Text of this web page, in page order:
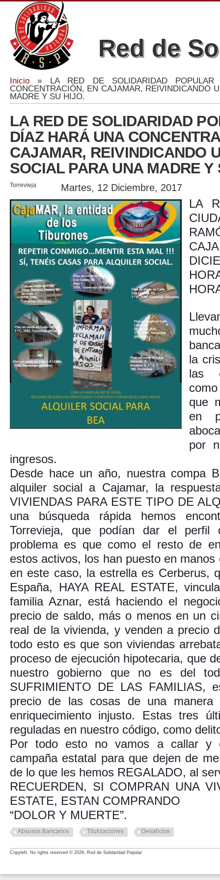
Red de
Se encuentra usted aquí
Inicio » LA RED DE SOLIDARIDAD POPULAR
CONCENTRACIÓN, EN CAJAMAR, REIVINDICANDO
MADRE Y SU HIJO.
LA RED DE SOLIDARIDAD
DÍAZ HARÁ UNA
CAJAMAR, REIVINDICANDO
SOCIAL PARA UNA MADRE Y
Torrevieja Martes, 12 Diciembre, 2017
LA
la
las
c
que
en
por
ingresos.
Desde hace un año, nuestra compa
alquiler social a Cajamar, la
VIVIENDAS PARA ESTE TIPO DE
una búsqueda rápida hemos
Torrevieja, que podían dar el perfil
problema es que como el resto de
estos activos, los han puesto en
en este caso, la estrella es Cerberus,
España, HAYA REAL ESTATE,
familia Aznar, está haciendo el
precio de saldo, más o menos en un
real de la vivienda, y venden a precio
todo esto es que son viviendas
proceso de ejecución hipotecaria, que
nuestro gobierno que no es del
SUFRIMIENTO DE LAS FAMILIAS,
precio de las cosas de una manera
enriquecimiento injusto. Estas tres
reguladas en nuestro código, como
Por todo esto no vamos a callar y
campaña estatal para que dejen de
de lo que les hemos REGALADO, al
RECUERDEN, SI COMPRAN UNA
ESTATE, ESTAN COMPRANDO
“DOLOR Y MUERTE”.
Absusos Bancarios Titulizaciones Desahcios
Copyleft: No rights reserved © 2026, Red de Solidaridad Popular